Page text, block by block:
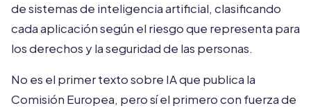
de sistemas de inteligencia artificial, clasificando
cada aplicación según el riesgo que representa para
los derechos y la seguridad de las personas.
No es el primer texto sobre IA que publica la
Comisión Europea, pero sí el primero con fuerza de